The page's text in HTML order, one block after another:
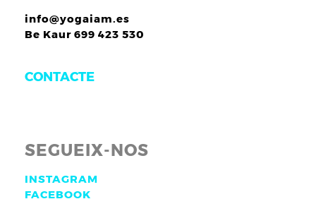
info@yogaiam.es
Be Kaur 699 423 530
CONTACTE
SEGUEIX-NOS
INSTAGRAM
FACEBOOK